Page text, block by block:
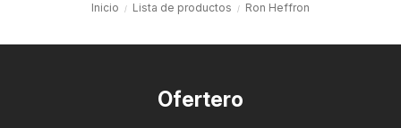
Inicio Lista de productos Ron Heffron
Ofertero